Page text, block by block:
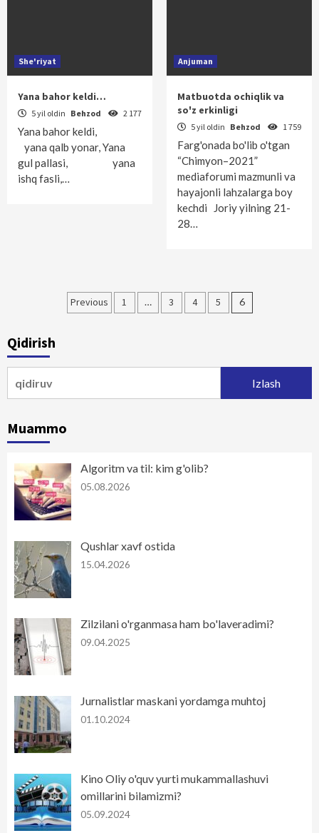
She'riyat
Yana bahor keldi…
5 yil oldin Behzod 2 177
Yana bahor keldi,
yana qalb yonar, Yana
gul pallasi, yana
ishq fasli,…
Anjuman
Matbuotda ochiqlik va
so'z erkinligi
5 yil oldin Behzod 1 759
Farg'onada bo'lib o'tgan
“Chimyon–2021”
mediaforumi mazmunli va
hayajonli lahzalarga boy
kechdi Joriy yilning 21-
28…
Maqolalar
Previous 1 … 3 4 5 6
Qidirish
Muammo
Algoritm va til: kim g'olib?
05.08.2026
Qushlar xavf ostida
15.04.2026
Zilzilani o'rganmasa ham bo'laveradimi?
09.04.2025
Jurnalistlar maskani yordamga muhtoj
01.10.2024
Kino Oliy o'quv yurti mukammallashuvi
omillarini bilamizmi?
05.09.2024